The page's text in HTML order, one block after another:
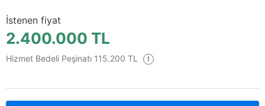
İstenen fiyat
2.400.000 TL
Hizmet Bedeli Peşinatı 115.200 TL !